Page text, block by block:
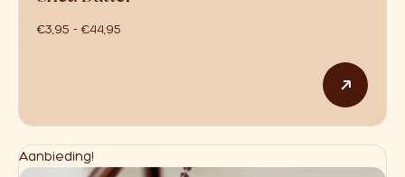
€3,95 - €44,95
Dit
Aanbieding!